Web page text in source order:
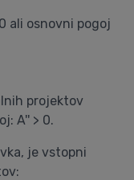
ali osnovni pogoj
projektov
A'' > 0.
je vstopni